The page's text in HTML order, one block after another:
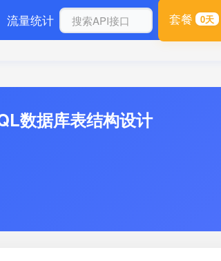
流量统计 套餐 0天
数据库表结构设计